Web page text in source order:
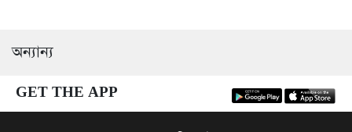
অন্যান্য
GET THE APP